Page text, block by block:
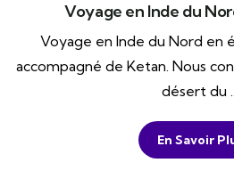
Voyage en Inde du
Voyage en Inde du Nord en
accompagné de Ketan. Nous
désert du
En Savoir